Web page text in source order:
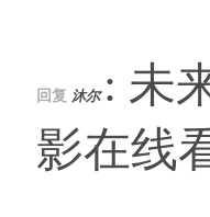
回复 沐尔 : 未
影在线